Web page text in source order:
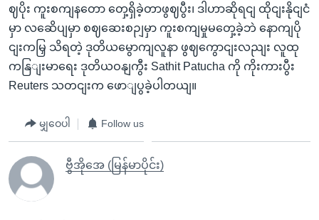
ဈပိုး ကူးစကျနတော တှေ့ရှိခဲ့တာဖွဈပွီး၊ ဒါဟာဆိုရငျ ထိုငျးနိုငျငံ
မှာ လဆေိပျမှာ စဈဆေးစဉျမှာ ကူးစကျမှုမတှေ့ခဲ့ဘဲ နောကျပို
ငျးကမြှ သိရတဲ့ ဒုတိယမွောကျလူနာ ဖွဈကွောငျးလညျး လူထု
ကနြျးမာရေး ဒုတိယဝနျကွီး Sathit Patucha ကို ကိုးကားပွီး
Reuters သတငျးက ဖောျပွခဲ့ပါတယျ။
မျှဝေပါ Follow us
ဗွီအိုအေ (မြန်မာပိုင်း)